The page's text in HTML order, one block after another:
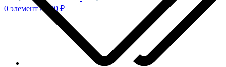
0 элемент / 0.00 ₽